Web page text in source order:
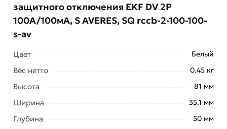
Условия доставки и цены на товар Устройство
AVERES, SQ rccb-2-100-100-s-av из категории
Однофазные (двухполюсные) УЗО
действительны в
Москве и области.
защитного отключения EKF DV 2P
100А/100мА, S AVERES, SQ rccb-2-100-100-
s-av
Цвет Белый
Вес нетто 0.45 кг
Высота 81 мм
Ширина 35.1 мм
Глубина 50 мм